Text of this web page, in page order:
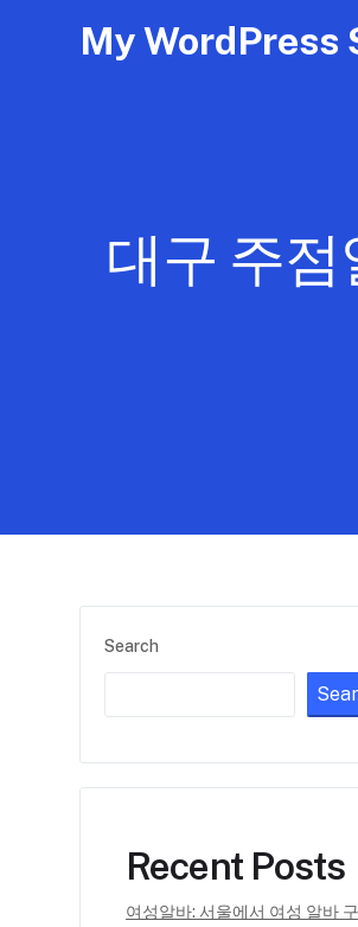
My WordPress
대구 주점
Search
Recent Posts
여성알바: 서울에서 여성 알바 구